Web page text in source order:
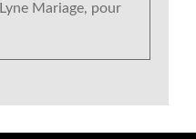
Mariage, pour